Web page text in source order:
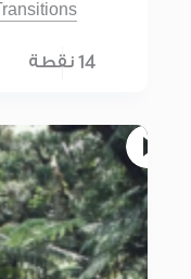
14 نقطة